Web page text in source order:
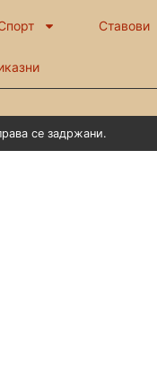
Ставови
се задржани.